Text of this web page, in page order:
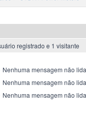
registrado e 1 visitante
Nenhuma mensagem não lida
Nenhuma mensagem não
Nenhuma mensagem não